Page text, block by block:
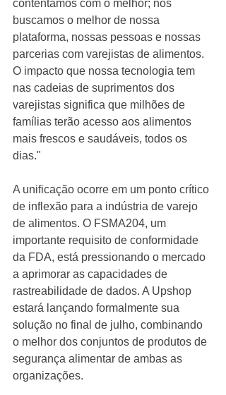
contentamos com o melhor; nós
buscamos o melhor de nossa
plataforma, nossas pessoas e nossas
parcerias com varejistas de alimentos.
O impacto que nossa tecnologia tem
nas cadeias de suprimentos dos
varejistas significa que milhões de
famílias terão acesso aos alimentos
mais frescos e saudáveis, todos os
dias."
A unificação ocorre em um ponto crítico
de inflexão para a indústria de varejo
de alimentos. O FSMA204, um
importante requisito de conformidade
da FDA, está pressionando o mercado
a aprimorar as capacidades de
rastreabilidade de dados. A Upshop
estará lançando formalmente sua
solução no final de julho, combinando
o melhor dos conjuntos de produtos de
segurança alimentar de ambas as
organizações.